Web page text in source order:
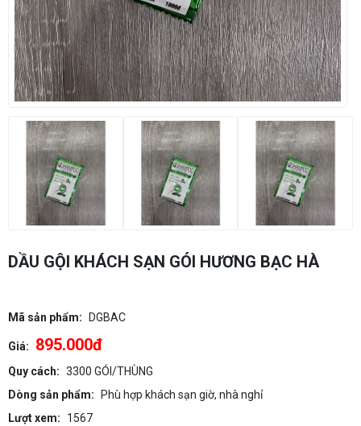
DẦU GỘI KHÁCH SẠN GÓI HƯƠNG BẠC HÀ
Mã sản phẩm: DGBAC
Giá: 895.000đ
Quy cách: 3300 GÓI/THÙNG
Dòng sản phẩm:
Phù hợp khách sạn giờ, nhà nghỉ
Lượt xem:
1567